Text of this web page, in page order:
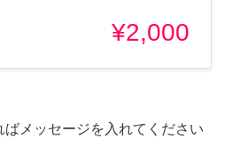
¥2,000
メッセージを入れてください